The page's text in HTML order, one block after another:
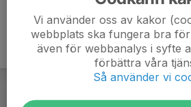
Vi använder oss av kakor
webbplats ska fungera bra för
även för webbanalys i syfte
förbättra våra
Så använder vi